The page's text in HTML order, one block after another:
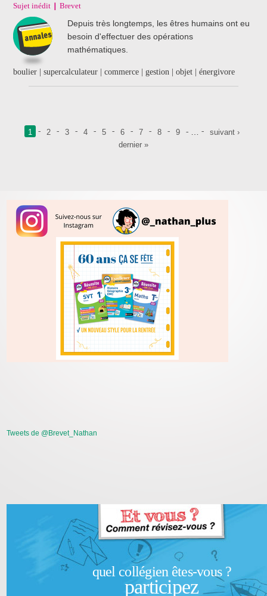
Sujet inédit
Brevet
Depuis très longtemps, les êtres humains ont eu
besoin d'effectuer des opérations
mathématiques.
boulier | supercalculateur | commerce | gestion | objet | énergivore
Pages
1 2 3 4 5 6 7 8 9
suivant ›
dernier »
Tweets de @Brevet_Nathan
quel collégien êtes-vous ?
participez